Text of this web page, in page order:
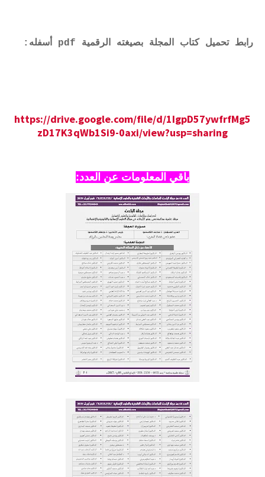
رابط تحميل كتاب المجلة بصيغته الرقمية pdf أسفله:
https://drive.google.com/file/d/1IgpD57ywfrfMg5
zD17K3qWb1Si9-0axi/view?usp=sharing
باقي المعلومات عن العدد: